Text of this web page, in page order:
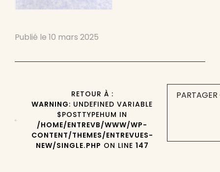
Publié le 10 mars 2025
RETOUR À :
WARNING: UNDEFINED VARIABLE
$POSTTYPEHUM IN
/HOME/ENTREVB/WWW/WP-
CONTENT/THEMES/ENTREVUES-
NEW/SINGLE.PHP ON LINE 147